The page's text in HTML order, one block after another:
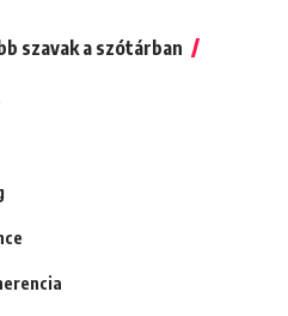
szavak a szótárban